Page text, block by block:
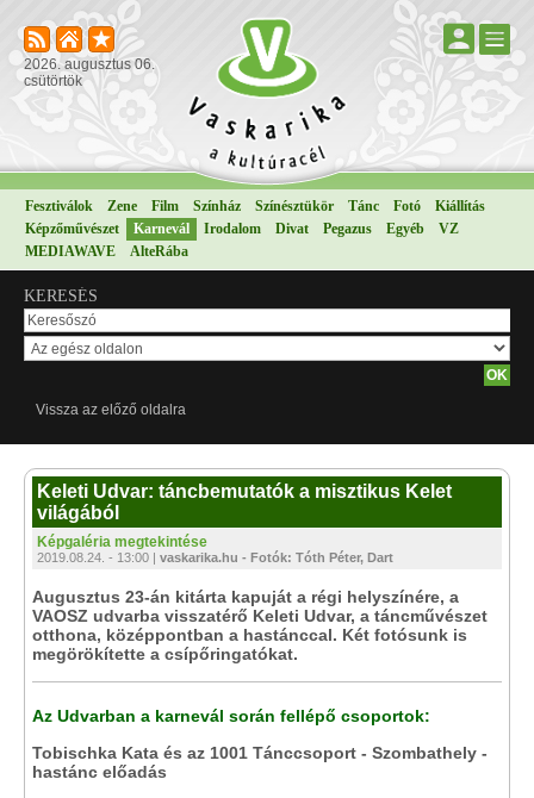
2026. augusztus 06.
csütörtök
Fesztiválok Zene Film Színház Színésztükör Tánc Fotó
Kiállítás
Képzőművészet
Karnevál Irodalom Divat Pegazus Egyéb
VZ
MEDIAWAVE
AlteRába
KERESÉS
Vissza az előző oldalra
Keleti Udvar: táncbemutatók a misztikus Kelet
világából
Képgaléria megtekintése
2019.08.24. - 13:00 | vaskarika.hu - Fotók: Tóth Péter, Dart
Augusztus 23-án kitárta kapuját a régi helyszínére, a
VAOSZ udvarba visszatérő Keleti Udvar, a táncművészet
otthona, középpontban a hastánccal. Két fotósunk is
megörökítette a csípőringatókat.
Az Udvarban a karnevál során fellépő csoportok:
Tobischka Kata és az 1001 Tánccsoport - Szombathely -
hastánc előadás